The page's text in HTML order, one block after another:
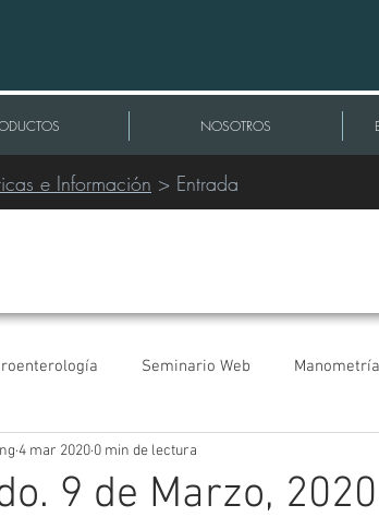
NOSOTROS
e Información > Entrada
Seminario Web Manometría
de Cables Congresos
9 de Marzo,
4 mar 2020 0 min de lectura